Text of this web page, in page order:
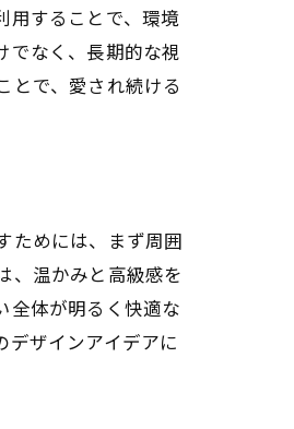
用することで、環境
でなく、長期的な視
とで、愛され続ける
ためには、まず周囲
、温かみと高級感を
全体が明るく快適な
ザインアイデアに